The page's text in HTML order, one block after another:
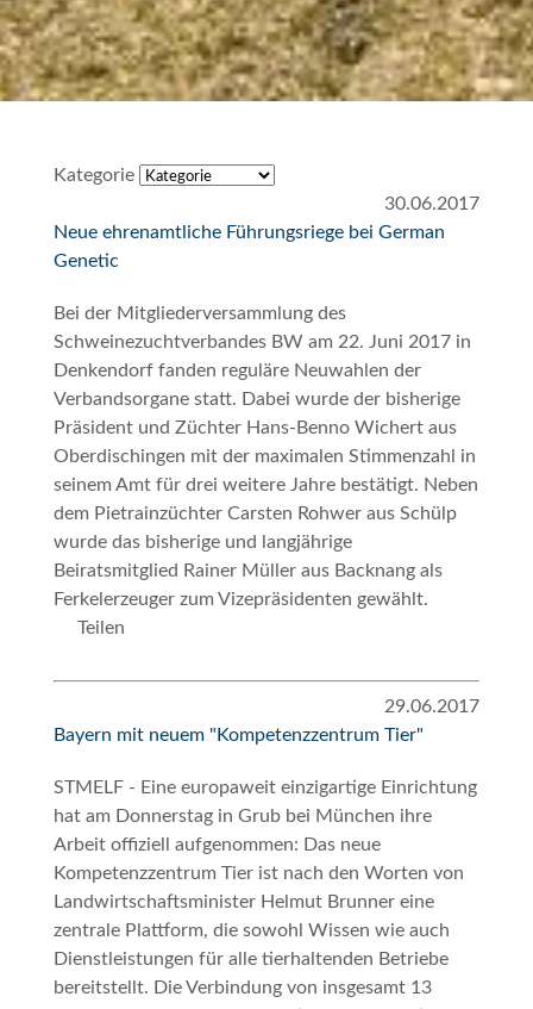
Kategorie
30.06.2017
Neue ehrenamtliche Führungsriege bei German
Genetic
Bei der Mitgliederversammlung des
Schweinezuchtverbandes BW am 22. Juni 2017 in
Denkendorf fanden reguläre Neuwahlen der
Verbandsorgane statt. Dabei wurde der bisherige
Präsident und Züchter Hans-Benno Wichert aus
Oberdischingen mit der maximalen Stimmenzahl in
seinem Amt für drei weitere Jahre bestätigt. Neben
dem Pietrainzüchter Carsten Rohwer aus Schülp
wurde das bisherige und langjährige
Beiratsmitglied Rainer Müller aus Backnang als
Ferkelerzeuger zum Vizepräsidenten gewählt.
Teilen
29.06.2017
Bayern mit neuem "Kompetenzzentrum Tier"
STMELF - Eine europaweit einzigartige Einrichtung
hat am Donnerstag in Grub bei München ihre
Arbeit offiziell aufgenommen: Das neue
Kompetenzzentrum Tier ist nach den Worten von
Landwirtschaftsminister Helmut Brunner eine
zentrale Plattform, die sowohl Wissen wie auch
Dienstleistungen für alle tierhaltenden Betriebe
bereitstellt. Die Verbindung von insgesamt 13